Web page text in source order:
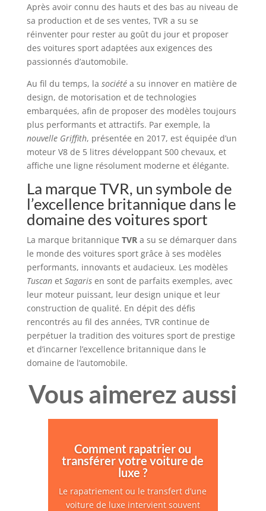
Après avoir connu des hauts et des bas au niveau de
sa production et de ses ventes, TVR a su se
réinventer pour rester au goût du jour et proposer
des voitures sport adaptées aux exigences des
passionnés d’automobile.
Au fil du temps, la sociétéa su innover en matière de
design, de motorisation et de technologies
embarquées, afin de proposer des modèles toujours
plus performants et attractifs. Par exemple, la
nouvelle Griffith, présentée en 2017, est équipée d’un
moteur V8 de 5 litres développant 500 chevaux, et
affiche une ligne résolument moderne et élégante.
La marque TVR, un symbole de
l’excellence britannique dans le
domaine des voitures sport
La marque britannique TVRa su se démarquer dans
le monde des voitures sport grâce à ses modèles
performants, innovants et audacieux. Les modèles
Tuscanet Sagarisen sont de parfaits exemples, avec
leur moteur puissant, leur design unique et leur
construction de qualité. En dépit des défis
rencontrés au fil des années, TVR continue de
perpétuer la tradition des voitures sport de prestige
et d’incarner l’excellence britannique dans le
domaine de l’automobile.
Vous aimerez aussi
Comment rapatrier ou
transférer votre voiture de
luxe ?
Le rapatriement ou le transfert d’une
voiture de luxe intervient souvent